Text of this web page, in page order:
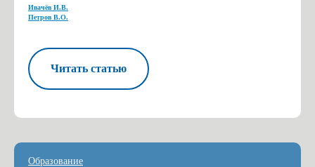
Ивачёв И.В.
Петров В.О.
Читать статью
Образование